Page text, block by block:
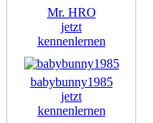
Mr. HRO
jetzt
kennenlernen
babybunny1985
jetzt
kennenlernen